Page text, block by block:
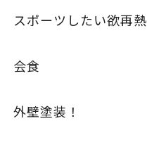
スポーツしたい欲再熱
会食
外壁塗装！